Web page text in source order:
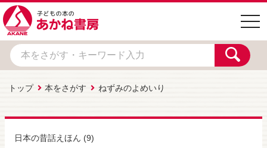
トップ 本をさがす ねずみのよめいり
日本の昔話えほん (9)